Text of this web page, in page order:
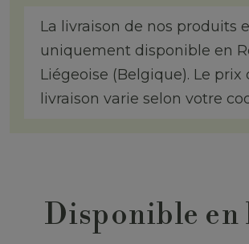
La livraison de nos produits
uniquement disponible en
Liégeoise (Belgique). Le prix
livraison varie selon votre
Disponible en